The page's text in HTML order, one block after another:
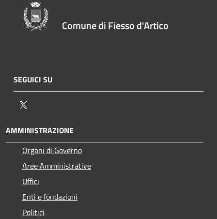
Comune di Fiesso d'Artico
SEGUICI SU
AMMINISTRAZIONE
Organi di Governo
Aree Amministrative
Uffici
Enti e fondazioni
Politici